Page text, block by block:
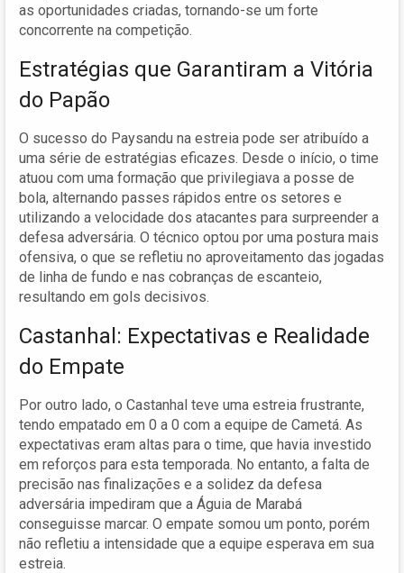
as oportunidades criadas, tornando-se um forte
concorrente na competição.
Estratégias que Garantiram a Vitória
do Papão
O sucesso do Paysandu na estreia pode ser atribuído a
uma série de estratégias eficazes. Desde o início, o time
atuou com uma formação que privilegiava a posse de
bola, alternando passes rápidos entre os setores e
utilizando a velocidade dos atacantes para surpreender a
defesa adversária. O técnico optou por uma postura mais
ofensiva, o que se refletiu no aproveitamento das jogadas
de linha de fundo e nas cobranças de escanteio,
resultando em gols decisivos.
Castanhal: Expectativas e Realidade
do Empate
Por outro lado, o Castanhal teve uma estreia frustrante,
tendo empatado em 0 a 0 com a equipe de Cametá. As
expectativas eram altas para o time, que havia investido
em reforços para esta temporada. No entanto, a falta de
precisão nas finalizações e a solidez da defesa
adversária impediram que a Águia de Marabá
conseguisse marcar. O empate somou um ponto, porém
não refletiu a intensidade que a equipe esperava em sua
estreia.